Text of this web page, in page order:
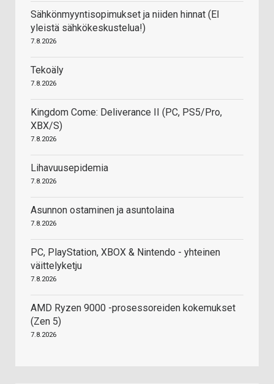
Sähkönmyyntisopimukset ja niiden hinnat (EI
yleistä sähkökeskustelua!)
7.8.2026
Tekoäly
7.8.2026
Kingdom Come: Deliverance II (PC, PS5/Pro,
XBX/S)
7.8.2026
Lihavuusepidemia
7.8.2026
Asunnon ostaminen ja asuntolaina
7.8.2026
PC, PlayStation, XBOX & Nintendo - yhteinen
väittelyketju
7.8.2026
AMD Ryzen 9000 -prosessoreiden kokemukset
(Zen 5)
7.8.2026